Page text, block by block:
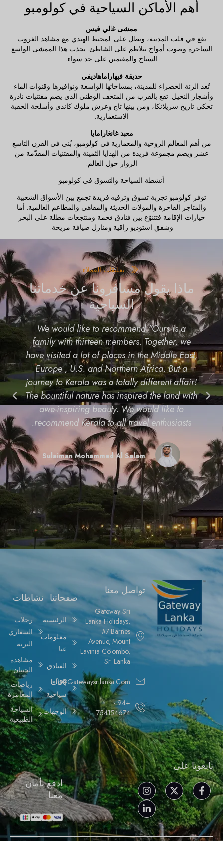
أهم الأماكن السياحية في كولومبو
ممشى غالي فيس
يقع في قلب المدينة، ويطل على المحيط الهندي مع مشاهد الغروب
الساحرة وصوت أمواج تتلاطم على الشاطئ. يجذب هذا الممشى الواسع
السياح والمقيمين على حد سواء.
حديقة فيهاراماهاديفي
تُعد الرئة الخضراء للمدينة، بمساحاتها الواسعة ونوافيرها وقنوات الماء
وأشجار النخيل. تقع بالقرب من المتحف الوطني الذي يضم مقتنيات نادرة
تحكي تاريخ سريلانكا، ومن بينها تاج وعرش ملوك كاندي وأسلحة الحقبة
الاستعمارية.
معبد غانغارامايا
من أهم المعالم الروحية والمعمارية في كولومبو، بُني في القرن التاسع
عشر ويضم مجموعة فريدة من الهدايا الثمينة والمقتنيات المقدّمة من
الزوار حول العالم.
أنشطة السياحة والتسوق في كولومبو
توفر كولومبو تجربة تسوق وترفيه فريدة تجمع بين الأسواق الشعبية
والمتاجر الفاخرة والمولات الحديثة والمقاهي والمطاعم العالمية. أما
خيارات الإقامة فتتنوّع بين فنادق فخمة ومنتجعات مطلة على البحر
وشقق استوديو راقية ومنازل ضيافة مريحة.
تعليقات العملاء
ماذا يقول مسافرونا عن خدماتنا
السياحية
We would like to recommend
family with thirteen members.
have visited a lot of places in the
Europe , U.S. and Northern
journey to Kerala was a totally
The bountiful nature has inspired
awe-inspiring beauty. We would
recommend Kerala to all travel
Sulaiman Mohammed Al Salam
friends for
very well
to all.
تواصل معنا
Gateway Sri
Lanka Holidays,
#7 Barnes
Avenue, Mount
Lavinia Colombo,
Sri Lanka
Info@gatewaysrilanka.com
+94 -
754154674
صفحاتنا
الرئيسية
معلومات
عنا
الفنادق
باقات
سياحية
الوجهات
نشاطات
رحلات
السفاري
البرية
مشاهدة
الحيتان
رياضات
المغامرة
السياحة
الطبيعية
تابعونا على
ادفع بأمان
معنا